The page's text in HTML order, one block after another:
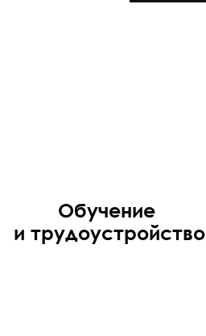
Обучение
и трудоустройство